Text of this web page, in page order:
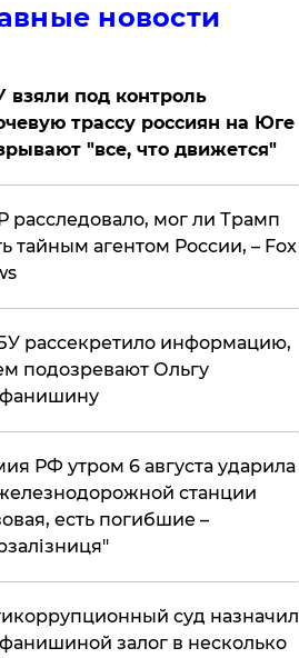
новости
взяли под контроль
трассу россиян на Юге
"все, что движется"
расследовало, мог ли Трамп
тайным агентом России, – Fox
рассекретило информацию,
подозревают Ольгу
РФ утром 6 августа ударила
станции
есть погибшие –
суд назначил
залог в несколько